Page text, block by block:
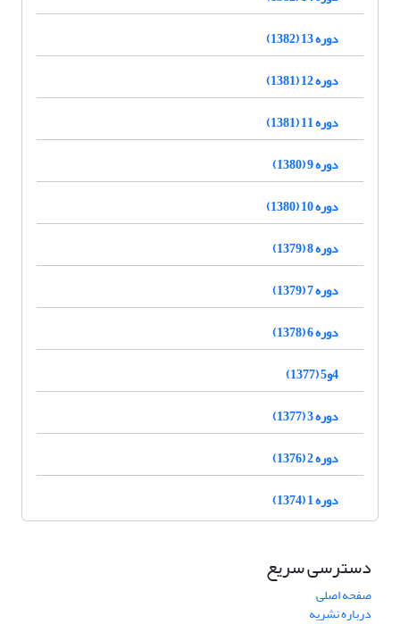
دوره 13 (1382)
دوره 12 (1381)
دوره 11 (1381)
دوره 9 (1380)
دوره 10 (1380)
دوره 8 (1379)
دوره 7 (1379)
دوره 6 (1378)
4و5 (1377)
دوره 3 (1377)
دوره 2 (1376)
دوره 1 (1374)
دسترسی سریع
صفحه اصلی
درباره نشریه